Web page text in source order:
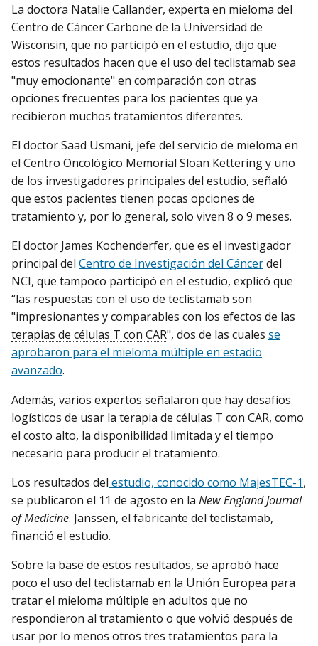
La doctora Natalie Callander, experta en mieloma del
Centro de Cáncer Carbone de la Universidad de
Wisconsin, que no participó en el estudio, dijo que
estos resultados hacen que el uso del teclistamab sea
"muy emocionante" en comparación con otras
opciones frecuentes para los pacientes que ya
recibieron muchos tratamientos diferentes.
El doctor Saad Usmani, jefe del servicio de mieloma en
el Centro Oncológico Memorial Sloan Kettering y uno
de los investigadores principales del estudio, señaló
que estos pacientes tienen pocas opciones de
tratamiento y, por lo general, solo viven 8 o 9 meses.
El doctor James Kochenderfer, que es el investigador
principal del Centro de Investigación del Cáncerdel
NCI, que tampoco participó en el estudio, explicó que
“las respuestas con el uso de teclistamab son
"impresionantes y comparables con los efectos de las
terapias de células T con CAR", dos de las cuales se
aprobaron para el mieloma múltiple en estadio
avanzado.
Además, varios expertos señalaron que hay desafíos
logísticos de usar la terapia de células T con CAR, como
el costo alto, la disponibilidad limitada y el tiempo
necesario para producir el tratamiento.
Los resultados del estudio, conocido como MajesTEC-1,
se publicaron el 11 de agosto en la New England Journal
of Medicine. Janssen, el fabricante del teclistamab,
financió el estudio.
Sobre la base de estos resultados, se aprobó hace
poco el uso del teclistamab en la Unión Europea para
tratar el mieloma múltiple en adultos que no
respondieron al tratamiento o que volvió después de
usar por lo menos otros tres tratamientos para la